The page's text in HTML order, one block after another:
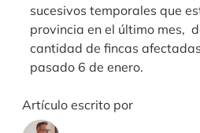
sucesivos temporales que
provincia en el último mes,
cantidad de fincas
pasado 6 de enero.
Artículo escrito por